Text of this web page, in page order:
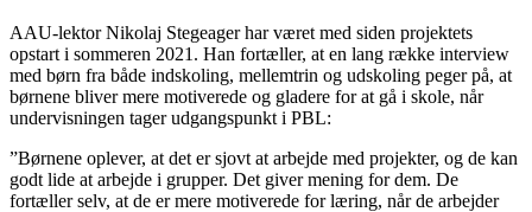
AAU-lektor Nikolaj Stegeager har været med siden projektets
opstart i sommeren 2021. Han fortæller, at en lang række interview
med børn fra både indskoling, mellemtrin og udskoling peger på, at
børnene bliver mere motiverede og gladere for at gå i skole, når
undervisningen tager udgangspunkt i PBL:
”Børnene oplever, at det er sjovt at arbejde med projekter, og de kan
godt lide at arbejde i grupper. Det giver mening for dem. De
fortæller selv, at de er mere motiverede for læring, når de arbejder